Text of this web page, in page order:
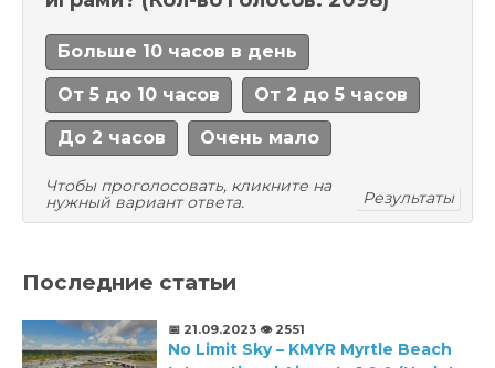
Больше 10 часов в день
От 5 до 10 часов От 2 до 5 часов
До 2 часов Очень мало
Чтобы проголосовать, кликните на
нужный вариант ответа.
Результаты
Последние статьи
📅 21.09.2023 👁️ 2551
No Limit Sky – KMYR Myrtle Beach